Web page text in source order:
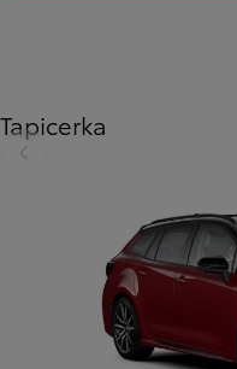
Tapicerka
Poprzedni